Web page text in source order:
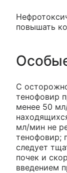
повышать
С
тенофовир
менее 50
мл/мин не
тенофовир;
следует
почек и
введением